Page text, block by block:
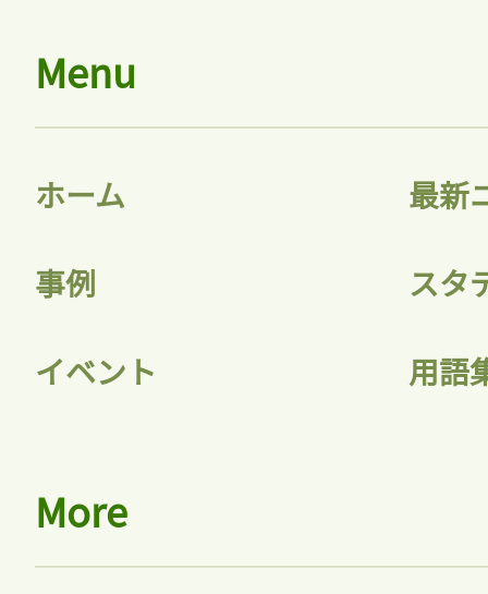
Menu
ホーム 最新
事例 スタ
イベント 用語
More